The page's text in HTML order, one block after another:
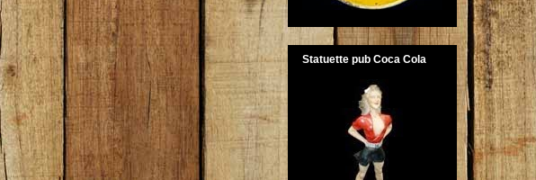
Statuette pub Coca Cola